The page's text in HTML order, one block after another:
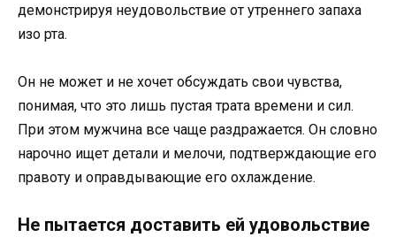
демонстрируя неудовольствие от утреннего запаха
изо рта.
Он не может и не хочет обсуждать свои чувства,
понимая, что это лишь пустая трата времени и сил.
При этом мужчина все чаще раздражается. Он словно
нарочно ищет детали и мелочи, подтверждающие его
правоту и оправдывающие его охлаждение.
Не пытается доставить ей удовольствие